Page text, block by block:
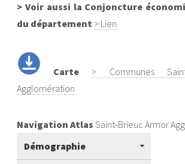
> Voir aussi la Conjoncture
du département > Lien
Carte
> Communes
Agglomération
Navigation Atlas Saint-Brieuc Armor
Démographie